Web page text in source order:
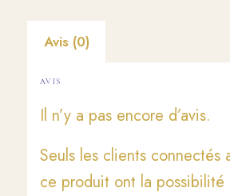
Avis (0)
AVIS
Il n’y a pas encore d’avis.
Seuls les clients connectés
ce produit ont la possibilité